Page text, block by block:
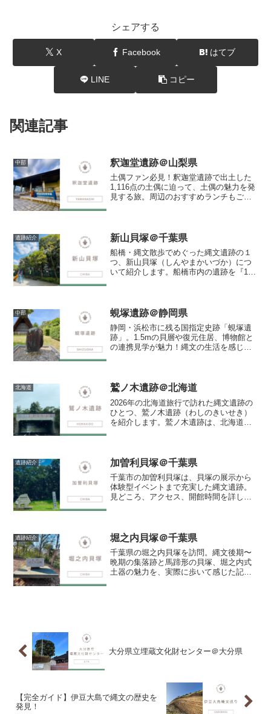
シェアする
X Facebook はてブ
LINE コピー
関連記事
中部 釈迦堂遺跡＠山梨県
土偶ファン必見！釈迦堂遺跡で出土した
1,116点の土偶に迫って、土偶の魅力を発
見する旅。周辺のおすすめランチもご紹
遺跡紹介 新山貝塚＠千葉県
船橋・縄文散歩でめぐった縄文遺跡の１
つ、新山貝塚（しんやまかいづか）につ
いて紹介します。船橋市内の遺跡を『1日
の周辺の縄文時代の遺跡...
中部 蜆塚遺跡＠静岡県
静岡・浜松市に残る国指定史跡「蜆塚遺
跡」。1.5mの貝層や復元住居、博物館と
の連携見学が魅力！縄文の生活を感じる
北海道 鷲ノ木遺跡＠北海道
2026年の北海道旅行で訪れた縄文遺跡の
ひとつ、鷲ノ木遺跡（わしのきいせき）
を紹介します。鷲ノ木遺跡は、北海道森
東北の縄文...
遺跡紹介 加曽利貝塚＠千葉県
千葉市の加曽利貝塚は、貝塚の展示から
体験型イベントまで充実した縄文遺跡。
見どころ、アクセス、開館時間を詳しく
遺跡紹介 堀之内貝塚＠千葉県
千葉県の堀之内貝塚を訪問。縄文後期〜
晩期の集落跡と馬蹄形の貝塚、堀之内式
土器の魅力を、実際に歩いて感じた記録
大分県立埋蔵文化財センター＠大分県
【完全ガイド】伊豆大島で縄文の歴史を
発見！